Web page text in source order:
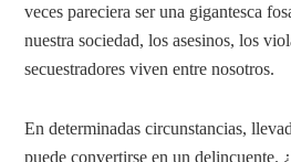
veces pareciera ser una gigantesca
nuestra sociedad, los asesinos, los
secuestradores viven entre nosotros.
En determinadas circunstancias,
puede convertirse en un delincuente.